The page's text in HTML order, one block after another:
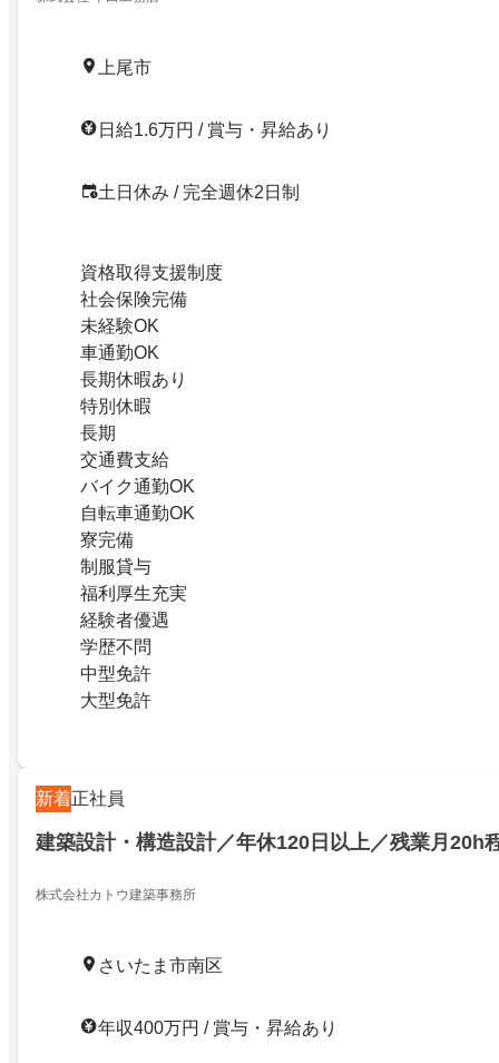
上尾市
日給1.6万円 / 賞与・昇給あり
土日休み / 完全週休2日制
資格取得支援制度
社会保険完備
未経験OK
車通勤OK
長期休暇あり
特別休暇
長期
交通費支給
バイク通勤OK
自転車通勤OK
寮完備
制服貸与
福利厚生充実
経験者優遇
学歴不問
中型免許
大型免許
新着正社員
建築設計・構造設計／年休120日以上／残業月20h
株式会社カトウ建築事務所
さいたま市南区
年収400万円 / 賞与・昇給あり